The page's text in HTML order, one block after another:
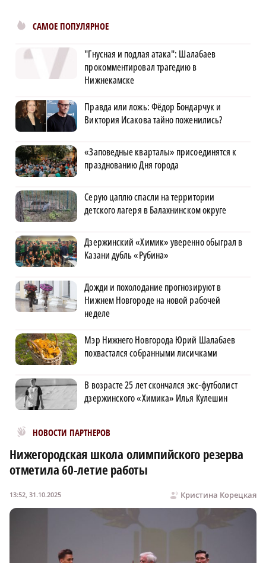
САМОЕ ПОПУЛЯРНОЕ
"Гнусная и подлая атака": Шалабаев
прокомментировал трагедию в
Нижнекамске
Правда или ложь: Фёдор Бондарчук и
Виктория Исакова тайно поженились?
«Заповедные кварталы» присоединятся к
празднованию Дня города
Серую цаплю спасли на территории
детского лагеря в Балахнинском округе
Дзержинский «Химик» уверенно обыграл в
Казани дубль «Рубина»
Дожди и похолодание прогнозируют в
Нижнем Новгороде на новой рабочей
неделе
Мэр Нижнего Новгорода Юрий Шалабаев
похвастался собранными лисичками
В возрасте 25 лет скончался экс-футболист
дзержинского «Химика» Илья Кулешин
НОВОСТИ ПАРТНЕРОВ
Новости МирТесен
Нижегородская школа олимпийского резерва
отметила 60-летие работы
Кристина Корецкая
13:52, 31.10.2025